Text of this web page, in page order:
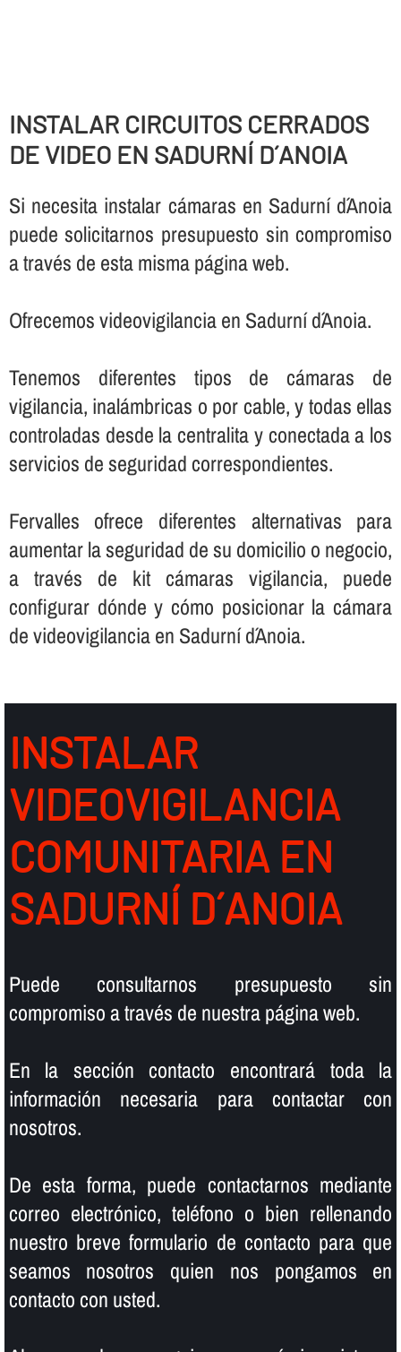
INSTALAR CIRCUITOS CERRADOS
DE VIDEO EN SADURNÍ D´ANOIA
Si necesita instalar cámaras en Sadurní d´Anoia
puede solicitarnos presupuesto sin compromiso
a través de esta misma página web.
Ofrecemos videovigilancia en Sadurní d´Anoia.
Tenemos diferentes tipos de cámaras de
vigilancia, inalámbricas o por cable, y todas ellas
controladas desde la centralita y conectada a los
servicios de seguridad correspondientes.
Fervalles ofrece diferentes alternativas para
aumentar la seguridad de su domicilio o negocio,
a través de kit cámaras vigilancia, puede
configurar dónde y cómo posicionar la cámara
de videovigilancia en Sadurní d´Anoia.
INSTALAR
VIDEOVIGILANCIA
COMUNITARIA EN
SADURNÍ D´ANOIA
Puede consultarnos presupuesto sin
compromiso a través de nuestra página web.
En la sección contacto encontrará toda la
información necesaria para contactar con
nosotros.
De esta forma, puede contactarnos mediante
correo electrónico, teléfono o bien rellenando
nuestro breve formulario de contacto para que
seamos nosotros quien nos pongamos en
contacto con usted.